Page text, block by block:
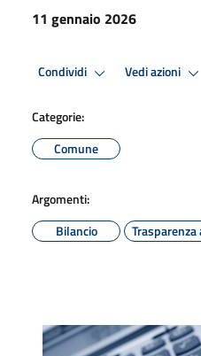
11 gennaio 2026
Condividi Vedi azioni
Categorie:
Comune
Argomenti:
Bilancio